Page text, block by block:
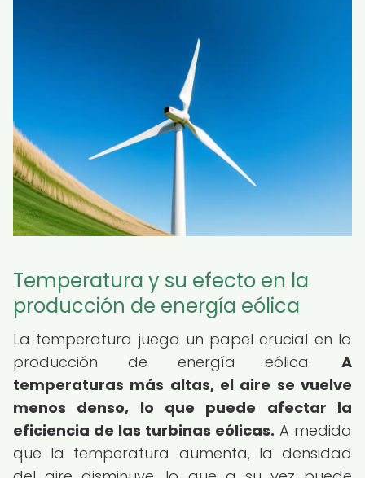
Temperatura y su efecto en la
producción de energía eólica
La temperatura juega un papel crucial en la
producción de energía eólica. A
temperaturas más altas, el aire se vuelve
menos denso, lo que puede afectar la
eficiencia de las turbinas eólicas. A medida
que la temperatura aumenta, la densidad